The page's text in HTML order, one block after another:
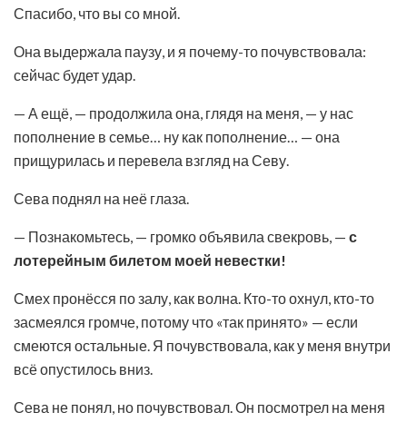
Спасибо, что вы со мной.
Она выдержала паузу, и я почему-то почувствовала:
сейчас будет удар.
— А ещё, — продолжила она, глядя на меня, — у нас
пополнение в семье… ну как пополнение… — она
прищурилась и перевела взгляд на Севу.
Сева поднял на неё глаза.
— Познакомьтесь, — громко объявила свекровь, — с
лотерейным билетом моей невестки!
Смех пронёсся по залу, как волна. Кто-то охнул, кто-то
засмеялся громче, потому что «так принято» — если
смеются остальные. Я почувствовала, как у меня внутри
всё опустилось вниз.
Сева не понял, но почувствовал. Он посмотрел на меня